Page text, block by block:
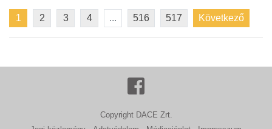
1 2 3 4 ... 516 517 Következő
Copyright DACE Zrt.